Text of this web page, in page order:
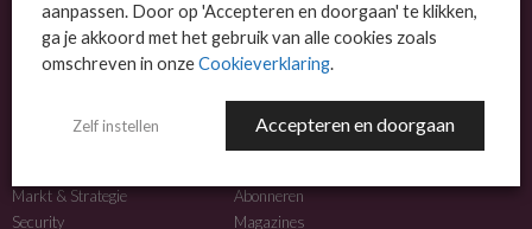
OVER MSP BUSINESS
MSP Business is het kennisplatform voor IT-dienstverleners met MKB-focus.
NIEUWS
Markt & Strategie
Security
MEER INFO
Abonneren
Magazines
aanpassen. Door op 'Accepteren en doorgaan' te klikken,
ga je akkoord met het gebruik van alle cookies zoals
omschreven in onzeCookieverklaring.
Zelf instellen Accepteren en doorgaan